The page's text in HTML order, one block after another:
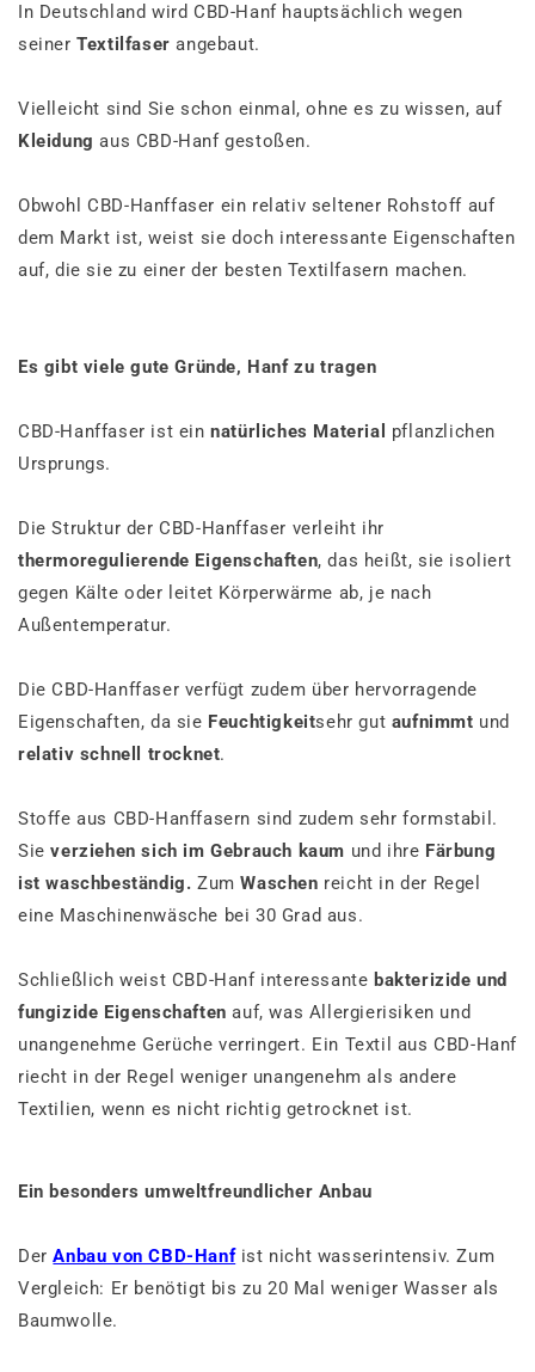
In Deutschland wird CBD-Hanf hauptsächlich wegen
seinerTextilfaser angebaut.
Vielleicht sind Sie schon einmal, ohne es zu wissen, auf
Kleidung aus CBD-Hanf gestoßen.
Obwohl CBD-Hanffaser ein relativ seltener Rohstoff auf
dem Markt ist, weist sie doch interessante Eigenschaften
auf, die sie zu einer der besten Textilfasern machen.
Es gibt viele gute Gründe, Hanf zu tragen
CBD-Hanffaser ist einnatürliches Material
pflanzlichen
Ursprungs.
Die Struktur der CBD-Hanffaser verleiht ihr
thermoregulierende Eigenschaften, das heißt, sie isoliert
gegen Kälte oder leitet Körperwärme ab, je nach
Außentemperatur.
Die CBD-Hanffaser verfügt zudem über hervorragende
Eigenschaften, da sie Feuchtigkeitsehr gut aufnimmt und
relativ schnell trocknet.
Stoffe aus CBD-Hanffasern sind zudem sehr formstabil.
Sieverziehen sich im Gebrauch kaum und ihre Färbung
ist waschbeständig. ZumWaschen reicht in der Regel
eine Maschinenwäsche bei 30 Grad aus.
Schließlich weist CBD-Hanf interessante bakterizide und
fungizide Eigenschaften auf, was Allergierisiken und
unangenehme Gerüche verringert. Ein Textil aus CBD-Hanf
riecht in der Regel weniger unangenehm als andere
Textilien, wenn es nicht richtig getrocknet ist.
Ein besonders umweltfreundlicher Anbau
DerAnbau von CBD-Hanfist nicht wasserintensiv. Zum
Vergleich: Er benötigt bis zu 20 Mal weniger Wasser als
Baumwolle.